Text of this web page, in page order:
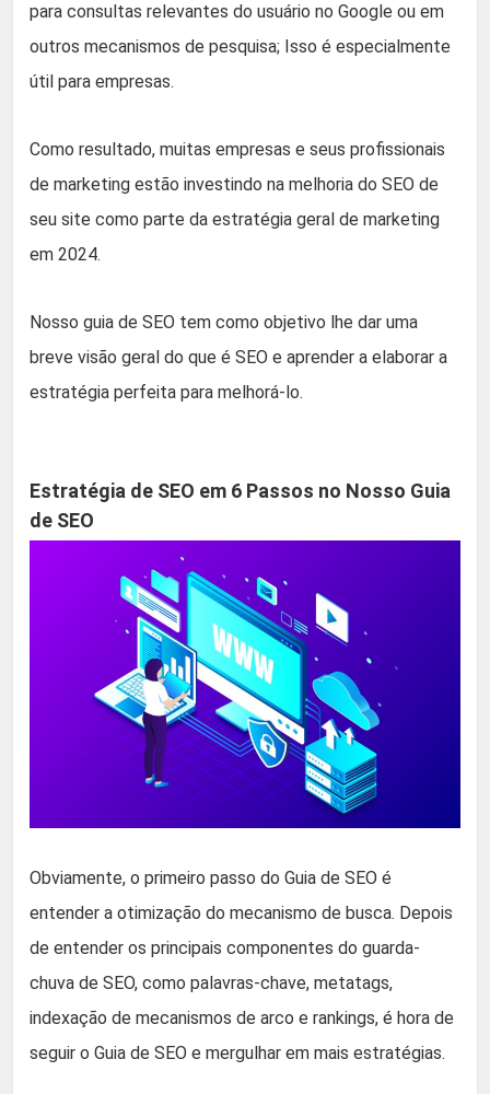
para consultas relevantes do usuário no Google ou em
outros mecanismos de pesquisa; Isso é especialmente
útil para empresas.
Como resultado, muitas empresas e seus profissionais
de marketing estão investindo na melhoria do SEO de
seu site como parte da estratégia geral de marketing
em 2024.
Nosso guia de SEO tem como objetivo lhe dar uma
breve visão geral do que é SEO e aprender a elaborar a
estratégia perfeita para melhorá-lo.
Estratégia de SEO em 6 Passos no Nosso Guia
de SEO
Obviamente, o primeiro passo do Guia de SEO é
entender a otimização do mecanismo de busca. Depois
de entender os principais componentes do guarda-
chuva de SEO, como palavras-chave, metatags,
indexação de mecanismos de arco e rankings, é hora de
seguir o Guia de SEO e mergulhar em mais estratégias.